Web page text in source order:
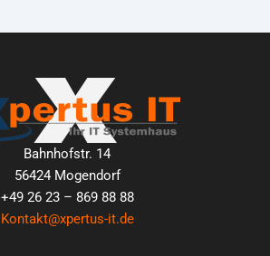
Bahnhofstr. 14
56424 Mogendorf
+49 26 23 – 869 88 88
Kontakt@xpertus-it.de